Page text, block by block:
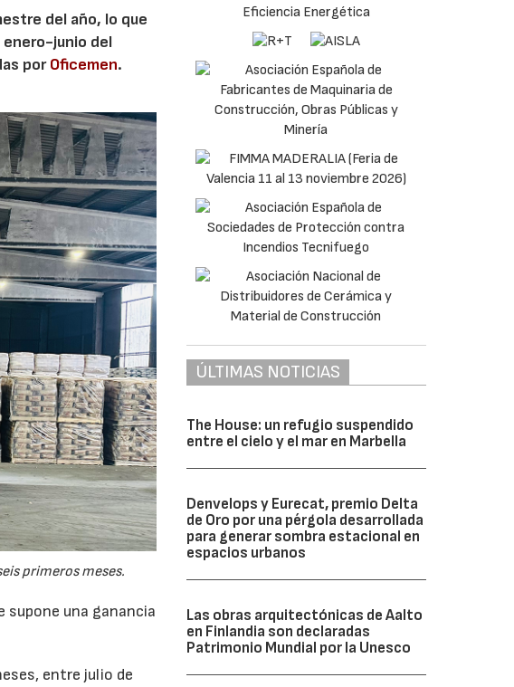
del año, lo que
enero-junio del
porOficemen.
primeros meses.
supone una ganancia
entre julio de
ÚLTIMAS NOTICIAS
The House: un refugio suspendido
entre el cielo y el mar en Marbella
Denvelops y Eurecat, premio Delta
de Oro por una pérgola desarrollada
para generar sombra estacional en
espacios urbanos
Las obras arquitectónicas de Aalto
en Finlandia son declaradas
Patrimonio Mundial por la Unesco